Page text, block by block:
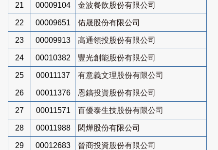
21 00009104 金波餐飲股份有限公司
22 00009651 佑晟股份有限公司
23 00009913 高通領投股份有限公司
24 00010382 豐光創能股份有限公司
25 00011137 有意義文理股份有限公司
26 00011376 恩鎬投資股份有限公司
27 00011571 百優泰生技股份有限公司
28 00011988 閎燁股份有限公司
29 00012683 晉商投資股份有限公司